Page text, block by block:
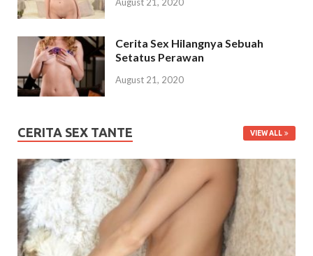
Cerita Sex Hilangnya Sebuah
Setatus Perawan
August 21, 2020
CERITA SEX TANTE VIEW ALL